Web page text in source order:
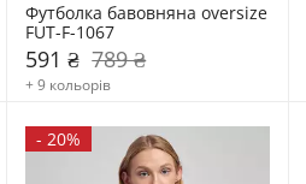
Футболка бавовняна oversize
FUT-F-1067
591 ₴ 789 ₴
+ 9 кольорів
-20%